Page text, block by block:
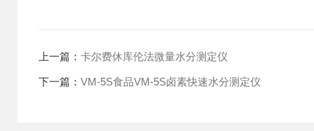
上一篇： 卡尔费休库伦法微量水分测定仪
下一篇： VM-5S食品VM-5S卤素快速水分测定仪